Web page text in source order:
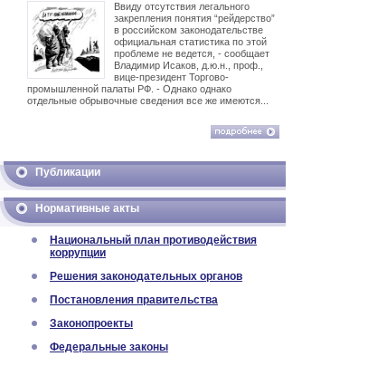
Ввиду отсутствия легального
закрепления понятия “рейдерство”
в российском законодательстве
официальная статистика по этой
проблеме не ведется, - сообщает
Владимир Исаков, д.ю.н., проф.,
вице-президент Торгово-
промышленной палаты РФ. - Однако однако
отдельные обрывочные сведения все же имеются...
Публикации
Нормативные акты
Национальный план противодействия
коррупции
Решения законодательных органов
Постановления правительства
Законопроекты
Федеральные законы